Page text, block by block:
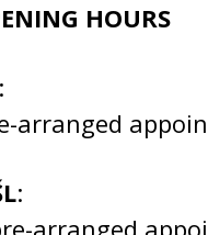
HOURS
:
arranged
:
arranged